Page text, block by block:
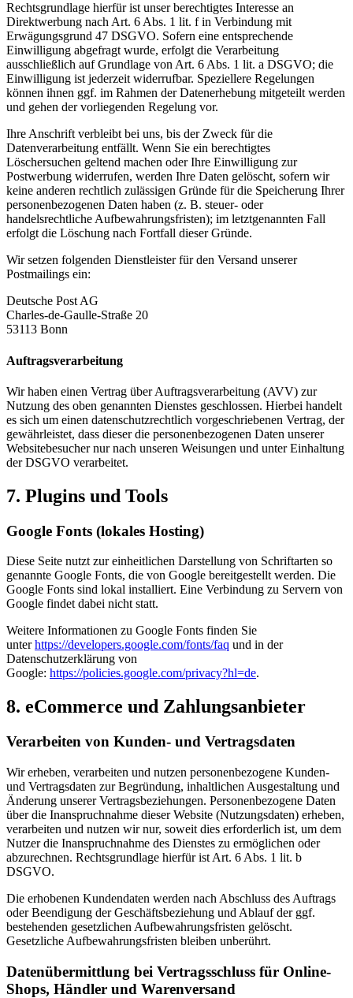
Rechtsgrundlage hierfür ist unser berechtigtes Interesse an
Direktwerbung nach Art. 6 Abs. 1 lit. f in Verbindung mit
Erwägungsgrund 47 DSGVO. Sofern eine entsprechende
Einwilligung abgefragt wurde, erfolgt die Verarbeitung
ausschließlich auf Grundlage von Art. 6 Abs. 1 lit. a DSGVO; die
Einwilligung ist jederzeit widerrufbar. Speziellere Regelungen
können ihnen ggf. im Rahmen der Datenerhebung mitgeteilt werden
und gehen der vorliegenden Regelung vor.
Ihre Anschrift verbleibt bei uns, bis der Zweck für die
Datenverarbeitung entfällt. Wenn Sie ein berechtigtes
Löschersuchen geltend machen oder Ihre Einwilligung zur
Postwerbung widerrufen, werden Ihre Daten gelöscht, sofern wir
keine anderen rechtlich zulässigen Gründe für die Speicherung Ihrer
personenbezogenen Daten haben (z. B. steuer- oder
handelsrechtliche Aufbewahrungsfristen); im letztgenannten Fall
erfolgt die Löschung nach Fortfall dieser Gründe.
Wir setzen folgenden Dienstleister für den Versand unserer
Postmailings ein:
Deutsche Post AG
Charles-de-Gaulle-Straße 20
53113 Bonn
Auftragsverarbeitung
Wir haben einen Vertrag über Auftragsverarbeitung (AVV) zur
Nutzung des oben genannten Dienstes geschlossen. Hierbei handelt
es sich um einen datenschutzrechtlich vorgeschriebenen Vertrag, der
gewährleistet, dass dieser die personenbezogenen Daten unserer
Websitebesucher nur nach unseren Weisungen und unter Einhaltung
der DSGVO verarbeitet.
7. Plugins und Tools
Google Fonts (lokales Hosting)
Diese Seite nutzt zur einheitlichen Darstellung von Schriftarten so
genannte Google Fonts, die von Google bereitgestellt werden. Die
Google Fonts sind lokal installiert. Eine Verbindung zu Servern von
Google findet dabei nicht statt.
Weitere Informationen zu Google Fonts finden Sie
unterhttps://developers.google.com/fonts/faq und in der
Datenschutzerklärung von
Google: https://policies.google.com/privacy?hl=de.
8. eCommerce und Zahlungs­anbieter
Verarbeiten von Kunden- und Vertragsdaten
Wir erheben, verarbeiten und nutzen personenbezogene Kunden-
und Vertragsdaten zur Begründung, inhaltlichen Ausgestaltung und
Änderung unserer Vertragsbeziehungen. Personenbezogene Daten
über die Inanspruchnahme dieser Website (Nutzungsdaten) erheben,
verarbeiten und nutzen wir nur, soweit dies erforderlich ist, um dem
Nutzer die Inanspruchnahme des Dienstes zu ermöglichen oder
abzurechnen. Rechtsgrundlage hierfür ist Art. 6 Abs. 1 lit. b
DSGVO.
Die erhobenen Kundendaten werden nach Abschluss des Auftrags
oder Beendigung der Geschäftsbeziehung und Ablauf der ggf.
bestehenden gesetzlichen Aufbewahrungsfristen gelöscht.
Gesetzliche Aufbewahrungsfristen bleiben unberührt.
Daten­übermittlung bei Vertragsschluss für Online-
Shops, Händler und Warenversand